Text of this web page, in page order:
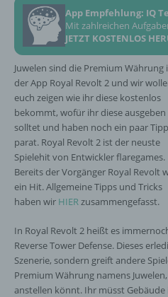
App Empfehlung: IQ
Mit zahlreichen
JETZT KOSTENLOS
Juwelen sind die Premium Währung
der App Royal Revolt 2 und wir
euch zeigen wie ihr diese kostenlos
bekommt, wofür ihr diese ausgeben
solltet und haben noch ein paar
parat. Royal Revolt 2 ist der neuste
Spielehit von Entwickler flaregames.
Bereits der Vorgänger Royal Revolt
ein Hit. Allgemeine Tipps und Tricks
haben wir HIERzusammengefasst.
In Royal Revolt 2 heißt es
Reverse Tower Defense. Dieses
Szenerie, sondern greift andere
Premium Währung namens
anstellen könnt. Ihr müsst